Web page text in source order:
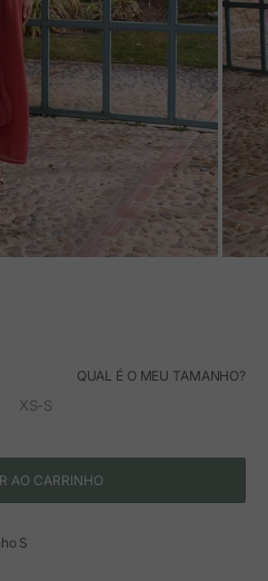
QUAL É O MEU TAMANHO?
XS-S
AO CARRINHO
S